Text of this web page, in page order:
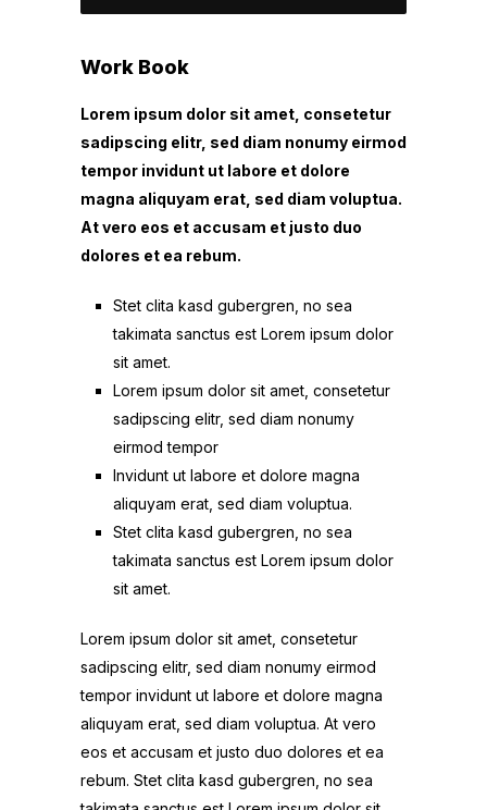
Work Book
Lorem ipsum dolor sit amet, consetetur
sadipscing elitr, sed diam nonumy eirmod
tempor invidunt ut labore et dolore
magna aliquyam erat, sed diam voluptua.
At vero eos et accusam et justo duo
dolores et ea rebum.
Stet clita kasd gubergren, no sea
takimata sanctus est Lorem ipsum dolor
sit amet.
Lorem ipsum dolor sit amet, consetetur
sadipscing elitr, sed diam nonumy
eirmod tempor
Invidunt ut labore et dolore magna
aliquyam erat, sed diam voluptua.
Stet clita kasd gubergren, no sea
takimata sanctus est Lorem ipsum dolor
sit amet.
Lorem ipsum dolor sit amet, consetetur
sadipscing elitr, sed diam nonumy eirmod
tempor invidunt ut labore et dolore magna
aliquyam erat, sed diam voluptua. At vero
eos et accusam et justo duo dolores et ea
rebum. Stet clita kasd gubergren, no sea